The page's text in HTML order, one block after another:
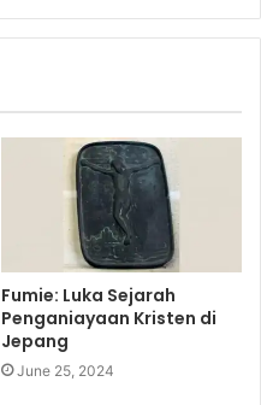
Fumie: Luka Sejarah
Penganiayaan Kristen di
Jepang
June 25, 2024